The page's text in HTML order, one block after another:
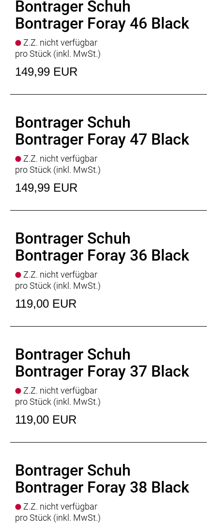
Bontrager Schuh
Bontrager Foray 46 Black
Z.Z. nicht verfügbar
pro Stück (inkl. MwSt.)
149,99 EUR
Bontrager Schuh
Bontrager Foray 47 Black
Z.Z. nicht verfügbar
pro Stück (inkl. MwSt.)
149,99 EUR
Bontrager Schuh
Bontrager Foray 36 Black
Z.Z. nicht verfügbar
pro Stück (inkl. MwSt.)
119,00 EUR
Bontrager Schuh
Bontrager Foray 37 Black
Z.Z. nicht verfügbar
pro Stück (inkl. MwSt.)
119,00 EUR
Bontrager Schuh
Bontrager Foray 38 Black
Z.Z. nicht verfügbar
pro Stück (inkl. MwSt.)